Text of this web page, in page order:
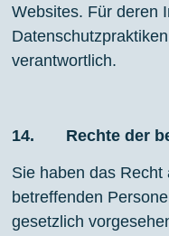
Websites. Für deren
verantwortlich.
14. Rechte der
Sie haben das
betreffenden
gesetzlich